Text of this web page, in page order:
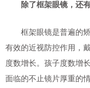
除了框架眼镜，还有
框架眼镜是普遍的矫
有效的近视防控作用，
度数增长。孩子度数增
面临的不止镜片厚重的